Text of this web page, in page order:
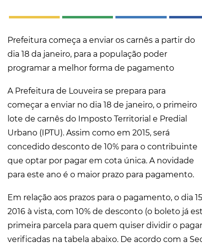
Prefeitura começa a enviar os carnês a partir do
dia 18 da janeiro, para a população poder
programar a melhor forma de pagamento
A Prefeitura de Louveira se prepara para
começar a enviar no dia 18 de janeiro, o primeiro
lote de carnês do Imposto Territorial e Predial
Urbano (IPTU). Assim como em 2015, será
concedido desconto de 10% para o contribuinte
que optar por pagar em cota única. A novidade
para este ano é o maior prazo para pagamento.
Em relação aos prazos para o pagamento, o dia
2016 à vista, com 10% de desconto (o boleto já
primeira parcela para quem quiser dividir o
verificadas na tabela abaixo. De acordo com a